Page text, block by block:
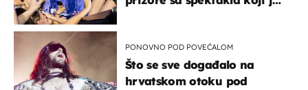
PONOVNO POD POVEĆALOM
Što se sve događalo na
hrvatskom otoku pod